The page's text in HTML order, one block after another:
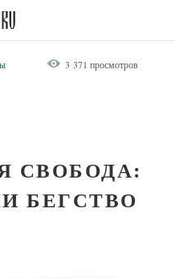
3 371 просмотров
СВОБОДА:
БЕГСТВО